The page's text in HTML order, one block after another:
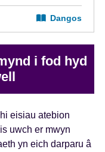
Dangos
i fod hyd
eisiau atebion
uwch er mwyn
yn eich darparu â